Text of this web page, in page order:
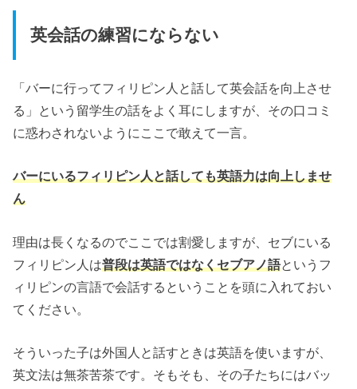
英会話の練習にならない
「バーに行ってフィリピン人と話して英会話を向上させ
る」という留学生の話をよく耳にしますが、その口コミ
に惑わされないようにここで敢えて一言。
バーにいるフィリピン人と話しても英語力は向上しませ
ん
理由は長くなるのでここでは割愛しますが、セブにいる
フィリピン人は普段は英語ではなくセブアノ語というフ
ィリピンの言語で会話するということを頭に入れておい
てください。
そういった子は外国人と話すときは英語を使いますが、
英文法は無茶苦茶です。そもそも、その子たちにはバッ